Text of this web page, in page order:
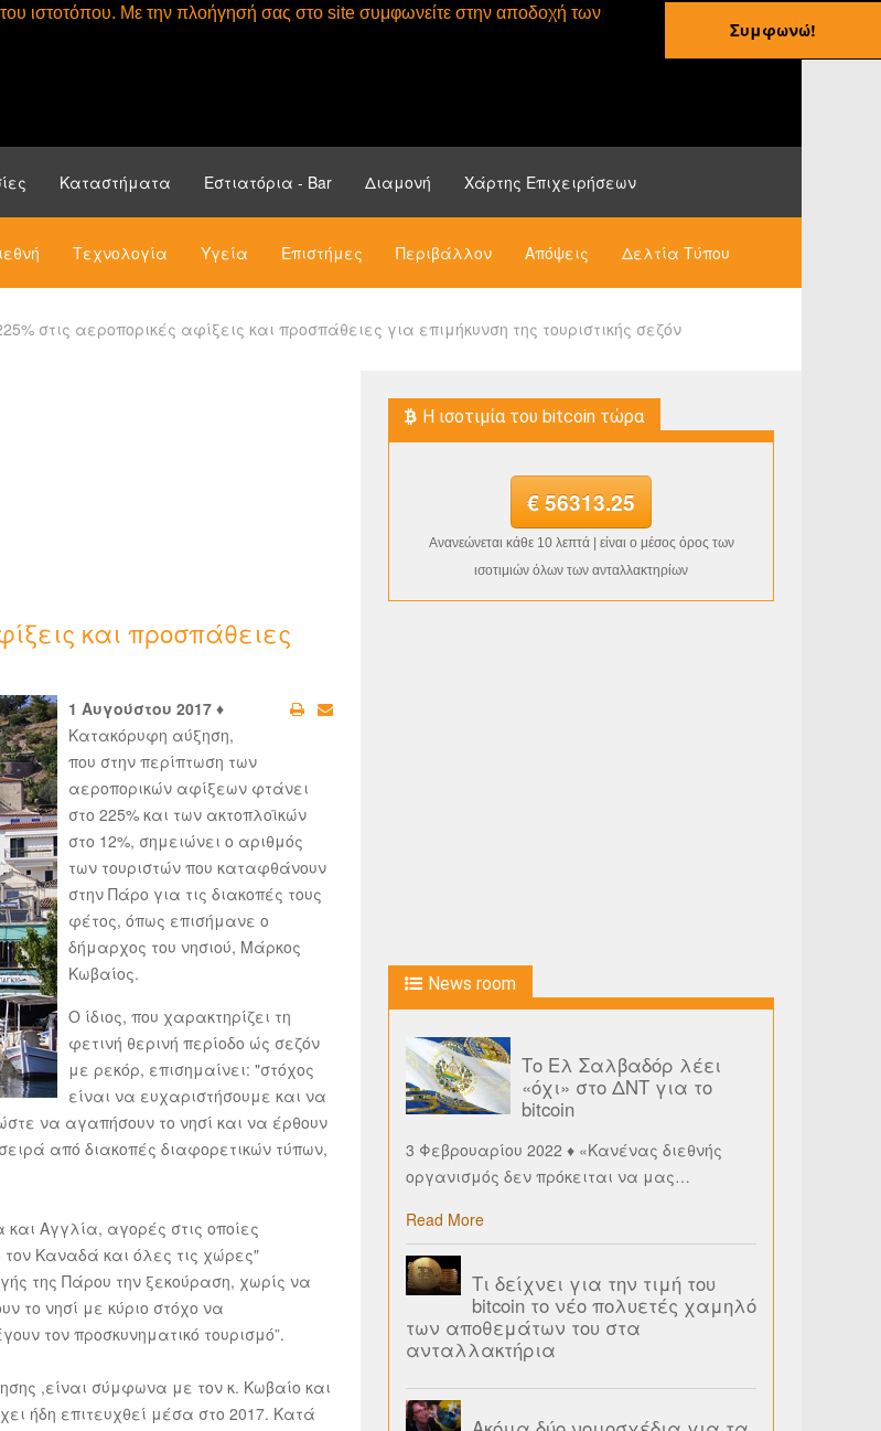
του ιστοτόπου. Με την πλοήγησή σας στο site συμφωνείτε στην αποδοχή των
Συμφωνώ!
Καταστήματα Εστιατόρια - Bar Διαμονή Χάρτης Επιχειρήσεων
Τεχνολογία Υγεία Επιστήμες Περιβάλλον Απόψεις Δελτία Τύπου
στις αεροπορικές αφίξεις και προσπάθειες για επιμήκυνση της τουριστικής σεζόν
και προσπάθειες
1 Αυγούστου 2017 ♦
Κατακόρυφη αύξηση,
που στην περίπτωση των
αεροπορικών αφίξεων φτάνει
στο 225% και των ακτοπλοϊκών
στο 12%, σημειώνει ο αριθμός
των τουριστών που καταφθάνουν
στην Πάρο για τις διακοπές τους
φέτος, όπως επισήμανε ο
δήμαρχος του νησιού, Μάρκος
Κωβαίος.
Ο ίδιος, που χαρακτηρίζει τη
φετινή θερινή περίοδο ώς σεζόν
με ρεκόρ, επισημαίνει: "στόχος
είναι να ευχαριστήσουμε και να
να αγαπήσουν το νησί και να έρθουν
από διακοπές διαφορετικών τύπων,
Αγγλία, αγορές στις οποίες
Καναδά και όλες τις χώρες"
της Πάρου την ξεκούραση, χωρίς να
το νησί με κύριο στόχο να
τον προσκυνηματικό τουρισμό”.
,είναι σύμφωνα με τον κ. Κωβαίο και
ήδη επιτευχθεί μέσα στο 2017. Κατά
H ισοτιμία του bitcoin τώρα
€ 56313.25
Ανανεώνεται κάθε 10 λεπτά | είναι ο μέσος όρος των
ισοτιμιών όλων των ανταλλακτηρίων
News room
Το Ελ Σαλβαδόρ λέει
«όχι» στο ΔΝΤ για το
bitcoin
3 Φεβρουαρίου 2022 ♦ «Κανένας διεθνής
οργανισμός δεν πρόκειται να μας…
Read More
Τι δείχνει για την τιμή του
bitcoin το νέο πολυετές χαμηλό
των αποθεμάτων του στα
ανταλλακτήρια